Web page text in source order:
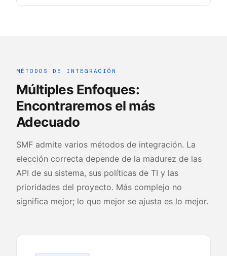
MÉTODOS DE INTEGRACIÓN
Múltiples Enfoques:
Encontraremos el más
Adecuado
SMF admite varios métodos de integración. La
elección correcta depende de la madurez de las
API de su sistema, sus políticas de TI y las
prioridades del proyecto. Más complejo no
significa mejor; lo que mejor se ajusta es lo mejor.